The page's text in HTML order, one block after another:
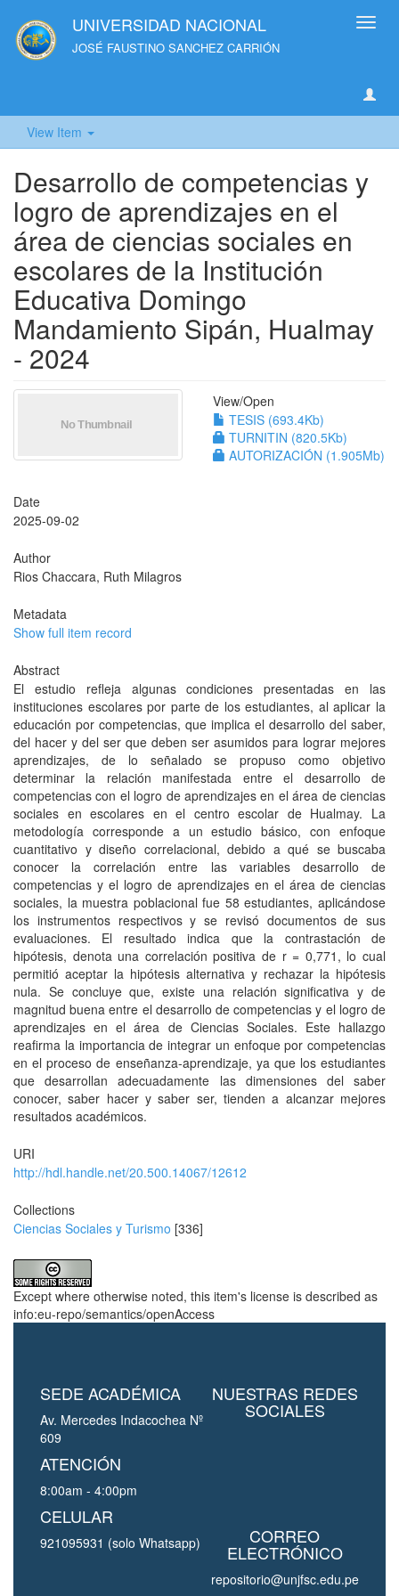
UNIVERSIDAD NACIONAL
JOSÉ FAUSTINO SANCHEZ CARRIÓN
View Item
Desarrollo de competencias y
logro de aprendizajes en el
área de ciencias sociales en
escolares de la Institución
Educativa Domingo
Mandamiento Sipán, Hualmay
- 2024
View/Open
TESIS (693.4Kb)
TURNITIN (820.5Kb)
AUTORIZACIÓN (1.905Mb)
Date
2025-09-02
Author
Rios Chaccara, Ruth Milagros
Metadata
Show full item record
Abstract
El estudio refleja algunas condiciones presentadas en las
instituciones escolares por parte de los estudiantes, al aplicar la
educación por competencias, que implica el desarrollo del saber,
del hacer y del ser que deben ser asumidos para lograr mejores
aprendizajes, de lo señalado se propuso como objetivo
determinar la relación manifestada entre el desarrollo de
competencias con el logro de aprendizajes en el área de ciencias
sociales en escolares en el centro escolar de Hualmay. La
metodología corresponde a un estudio básico, con enfoque
cuantitativo y diseño correlacional, debido a qué se buscaba
conocer la correlación entre las variables desarrollo de
competencias y el logro de aprendizajes en el área de ciencias
sociales, la muestra poblacional fue 58 estudiantes, aplicándose
los instrumentos respectivos y se revisó documentos de sus
evaluaciones. El resultado indica que la contrastación de
hipótesis, denota una correlación positiva de r = 0,771, lo cual
permitió aceptar la hipótesis alternativa y rechazar la hipótesis
nula. Se concluye que, existe una relación significativa y de
magnitud buena entre el desarrollo de competencias y el logro de
aprendizajes en el área de Ciencias Sociales. Este hallazgo
reafirma la importancia de integrar un enfoque por competencias
en el proceso de enseñanza-aprendizaje, ya que los estudiantes
que desarrollan adecuadamente las dimensiones del saber
conocer, saber hacer y saber ser, tienden a alcanzar mejores
resultados académicos.
URI
http://hdl.handle.net/20.500.14067/12612
Collections
Ciencias Sociales y Turismo [336]
Except where otherwise noted, this item's license is described as
info:eu-repo/semantics/openAccess
SEDE ACADÉMICA
Av. Mercedes Indacochea Nº
609
ATENCIÓN
8:00am - 4:00pm
CELULAR
921095931 (solo Whatsapp)
NUESTRAS REDES
SOCIALES
CORREO
ELECTRÓNICO
repositorio@unjfsc.edu.pe